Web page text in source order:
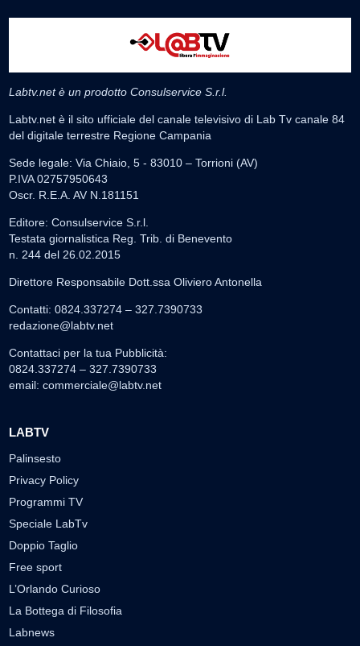
Labtv.net è un prodotto Consulservice S.r.l.
Labtv.net è il sito ufficiale del canale televisivo di Lab Tv canale 84
del digitale terrestre Regione Campania
Sede legale: Via Chiaio, 5 - 83010 – Torrioni (AV)
P.IVA 02757950643
Oscr. R.E.A. AV N.181151
Editore: Consulservice S.r.l.
Testata giornalistica Reg. Trib. di Benevento
n. 244 del 26.02.2015
Direttore Responsabile Dott.ssa Oliviero Antonella
Contatti: 0824.337274 – 327.7390733
redazione@labtv.net
Contattaci per la tua Pubblicità:
0824.337274 – 327.7390733
email: commerciale@labtv.net
LABTV
Palinsesto
Privacy Policy
Programmi TV
Speciale LabTv
Doppio Taglio
Free sport
L’Orlando Curioso
La Bottega di Filosofia
Labnews